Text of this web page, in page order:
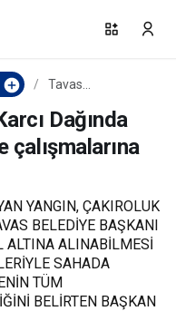
Tavas
Karcı Dağında
çıkan yangını
söndürme
çalışmalarına
Dağında
çalışmalarına
YANGIN, ÇAKIROLUK
BELEDİYE BAŞKANI
ALTINA ALINABİLMESİ
SAHADA
TÜM
BELİRTEN BAŞKAN
Paylaş